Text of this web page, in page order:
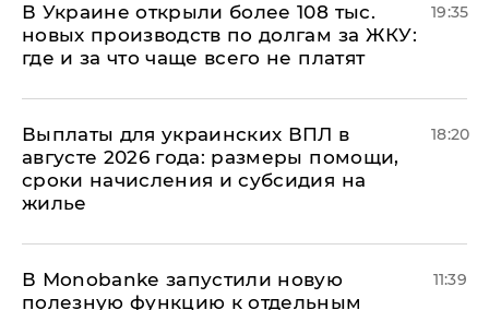
В Украине открыли более 108 тыс.
новых производств по долгам за ЖКУ:
где и за что чаще всего не платят
19:35
Выплаты для украинских ВПЛ в
августе 2026 года: размеры помощи,
сроки начисления и субсидия на
жилье
18:20
В Мonobankе запустили новую
полезную функцию к отдельным
11:39